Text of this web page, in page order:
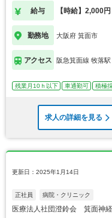
給与 【時給】2,000円
勤務地 大阪府 箕面市
アクセス 阪急箕面線 牧落駅
残業月10ｈ以下 車通勤可 積極
求人の詳細を見る
更新日：2025年1月14日
正社員 病院・クリニック
医療法人社団澄鈴会 箕面神